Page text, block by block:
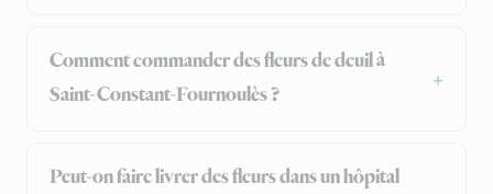
Comment commander des fleurs de deuil à
Saint-Constant-Fournoulès ?
Peut-on faire livrer des fleurs dans un hôpital